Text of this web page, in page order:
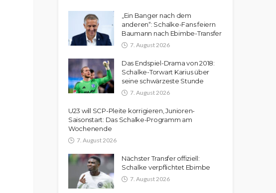
„Ein Banger nach dem
anderen“: Schalke-Fans feiern
Baumann nach Ebimbe-Transfer
7. August 2026
Das Endspiel-Drama von 2018:
Schalke-Torwart Karius über
seine schwärzeste Stunde
7. August 2026
U23 will SCP-Pleite korrigieren, Junioren-
Saisonstart: Das Schalke-Programm am
Wochenende
7. August 2026
Nächster Transfer offiziell:
Schalke verpflichtet Ebimbe
7. August 2026